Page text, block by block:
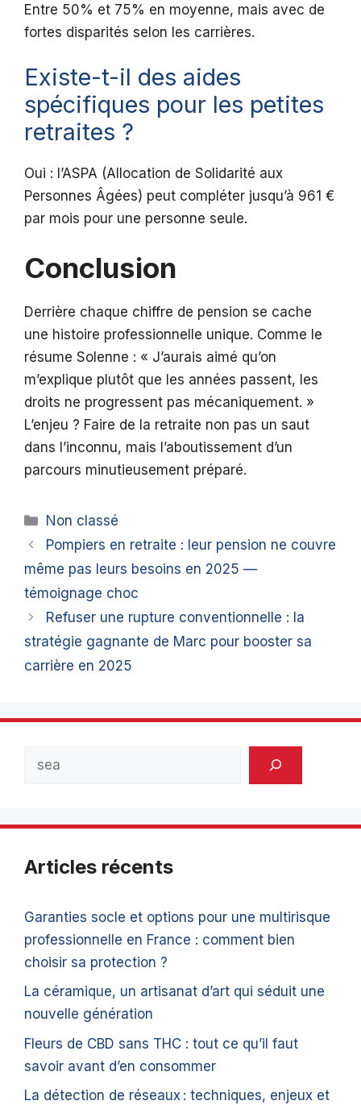
Entre 50% et 75% en moyenne, mais avec de
fortes disparités selon les carrières.
Existe-t-il des aides
spécifiques pour les petites
retraites ?
Oui : l’ASPA (Allocation de Solidarité aux
Personnes Âgées) peut compléter jusqu’à 961 €
par mois pour une personne seule.
Conclusion
Derrière chaque chiffre de pension se cache
une histoire professionnelle unique. Comme le
résume Solenne : « J’aurais aimé qu’on
m’explique plutôt que les années passent, les
droits ne progressent pas mécaniquement. »
L’enjeu ? Faire de la retraite non pas un saut
dans l’inconnu, mais l’aboutissement d’un
parcours minutieusement préparé.
Catégories
Non classé
Pompiers en retraite : leur pension ne couvre
même pas leurs besoins en 2025 —
témoignage choc
Refuser une rupture conventionnelle : la
stratégie gagnante de Marc pour booster sa
carrière en 2025
Articles récents
Garanties socle et options pour une multirisque
professionnelle en France : comment bien
choisir sa protection ?
La céramique, un artisanat d’art qui séduit une
nouvelle génération
Fleurs de CBD sans THC : tout ce qu’il faut
savoir avant d’en consommer
La détection de réseaux : techniques, enjeux et